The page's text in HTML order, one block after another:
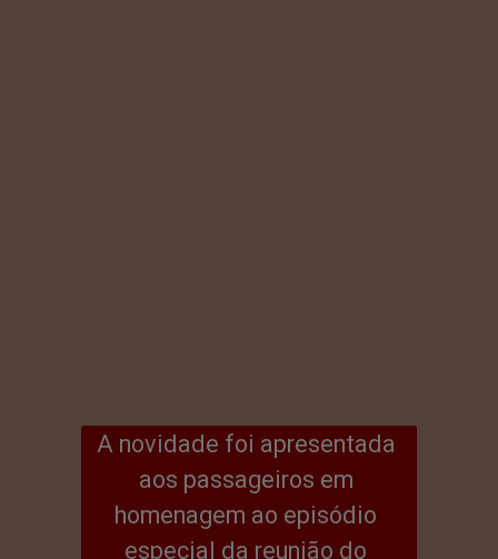
A novidade foi apresentada
aos passageiros em
homenagem ao episódio
especial da reunião do